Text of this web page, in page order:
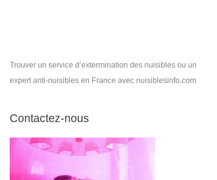
Trouver un service d’extermination des nuisibles ou un
expert anti-nuisibles en France avec nuisiblesinfo.com
Contactez-nous